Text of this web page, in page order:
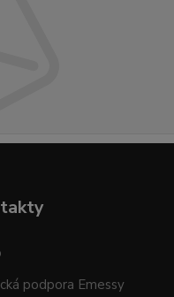
podpora Emessy